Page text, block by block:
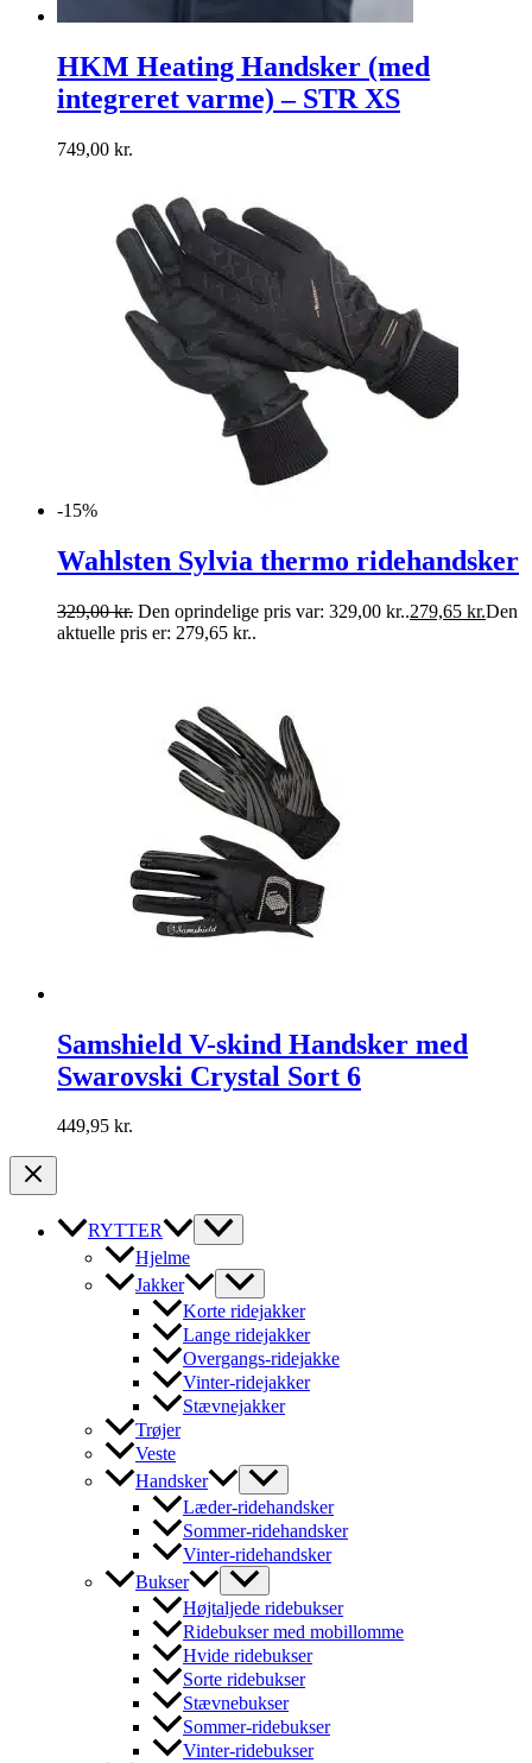
HKM Heating Handsker (med
integreret varme) – STR XS
749,00 kr.
-15%
Wahlsten Sylvia thermo ridehandsker
329,00kr. Den oprindelige pris var: 329,00 kr..279,65 kr.Den
aktuelle pris er: 279,65 kr..
Samshield V-skind Handsker med
Swarovski Crystal Sort 6
449,95 kr.
RYTTER
Hjelme
Jakker
Korte ridejakker
Lange ridejakker
Overgangs-ridejakke
Vinter-ridejakker
Stævnejakker
Trøjer
Veste
Handsker
Læder-ridehandsker
Sommer-ridehandsker
Vinter-ridehandsker
Bukser
Højtaljede ridebukser
Ridebukser med mobillomme
Hvide ridebukser
Sorte ridebukser
Stævnebukser
Sommer-ridebukser
Vinter-ridebukser